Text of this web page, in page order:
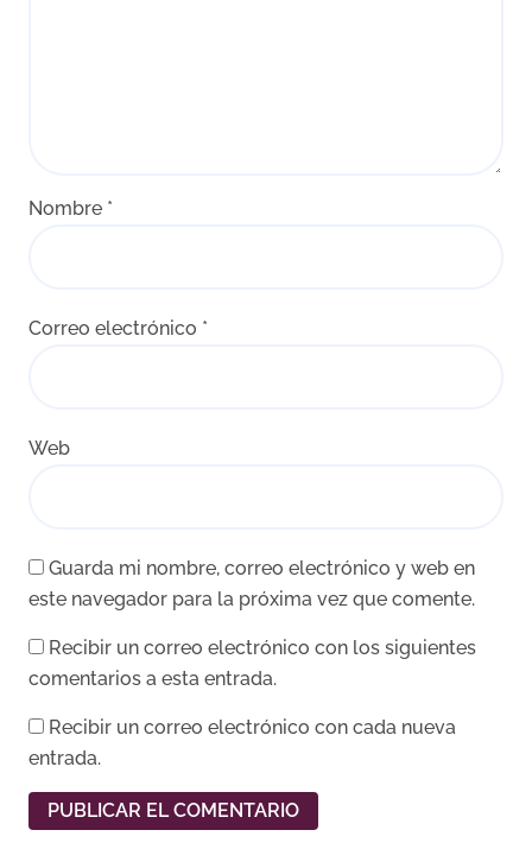
Nombre *
Correo electrónico *
Web
Guarda mi nombre, correo electrónico y web en
este navegador para la próxima vez que comente.
Recibir un correo electrónico con los siguientes
comentarios a esta entrada.
Recibir un correo electrónico con cada nueva
entrada.